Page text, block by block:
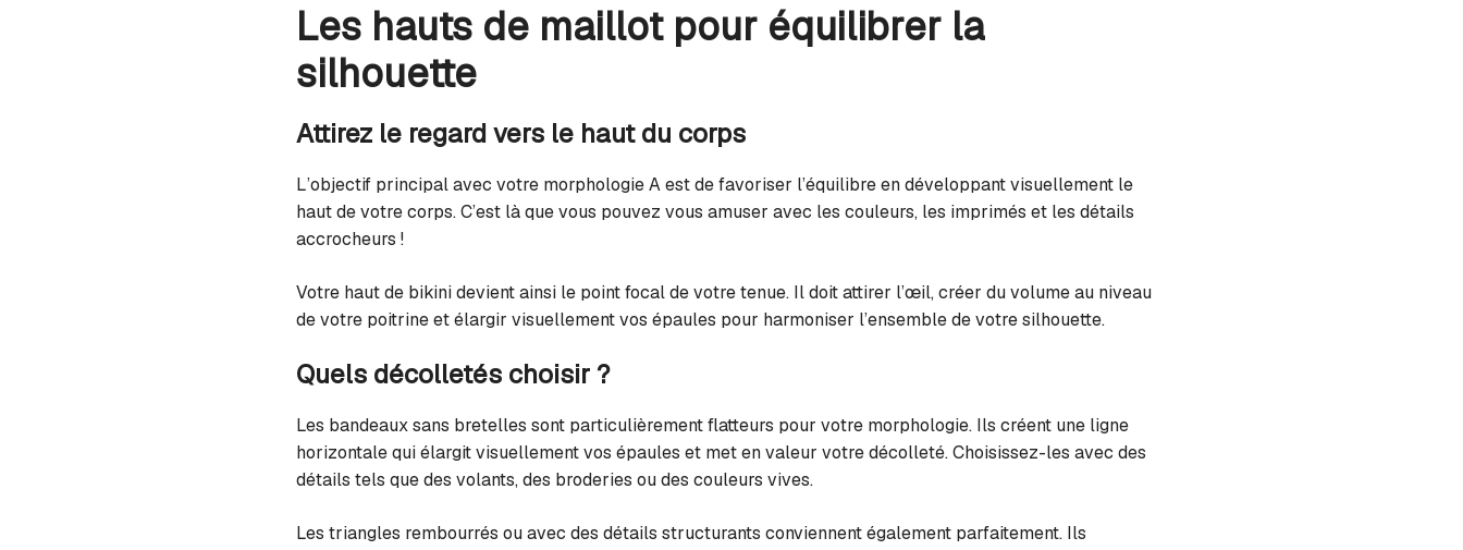
Les hauts de maillot pour équilibrer la
silhouette
Attirez le regard vers le haut du corps
L’objectif principal avec votre morphologie A est de favoriser l’équilibre en développant visuellement le
haut de votre corps. C’est là que vous pouvez vous amuser avec les couleurs, les imprimés et les détails
accrocheurs !
Votre haut de bikini devient ainsi le point focal de votre tenue. Il doit attirer l’œil, créer du volume au niveau
de votre poitrine et élargir visuellement vos épaules pour harmoniser l’ensemble de votre silhouette.
Quels décolletés choisir ?
Les bandeaux sans bretelles sont particulièrement flatteurs pour votre morphologie. Ils créent une ligne
horizontale qui élargit visuellement vos épaules et met en valeur votre décolleté. Choisissez-les avec des
détails tels que des volants, des broderies ou des couleurs vives.
Les triangles rembourrés ou avec des détails structurants conviennent également parfaitement. Ils